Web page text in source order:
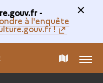
-
à l'enquête
!
MAPA MENÚ